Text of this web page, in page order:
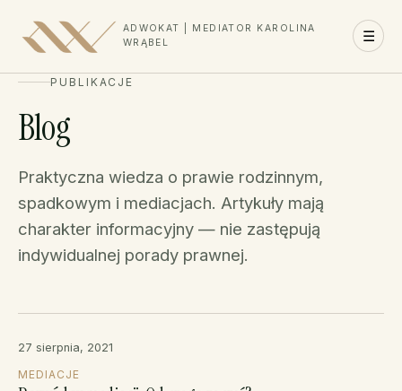
ADWOKAT | MEDIATOR KAROLINA
WRĄBEL
☰
PUBLIKACJE
Blog
Praktyczna wiedza o prawie rodzinnym,
spadkowym i mediacjach. Artykuły mają
charakter informacyjny — nie zastępują
indywidualnej porady prawnej.
27 sierpnia, 2021
MEDIACJE